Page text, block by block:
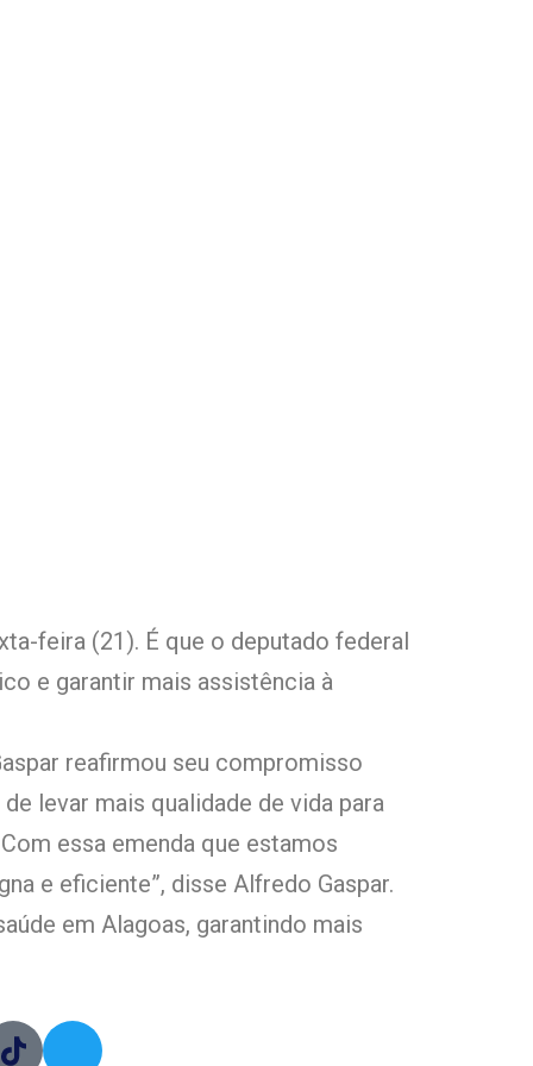
feira (21). É que o deputado federal
e garantir mais assistência à
reafirmou seu compromisso
levar mais qualidade de vida para
essa emenda que estamos
e eficiente”, disse Alfredo Gaspar.
em Alagoas, garantindo mais